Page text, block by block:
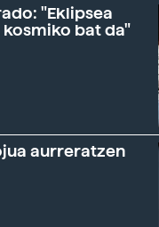
"Eklipsea
bat da"
aurreratzen